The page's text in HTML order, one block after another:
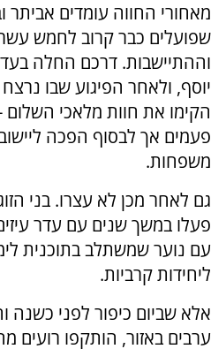
מאחורי החווה עומדים
שפועלים כבר קרוב לחמש
וההתיישבות. דרכם החלה
יוסף, ולאחר הפיגוע שבו
הקימו את חוות מלאכי
פעמים אך לבסוף הפכה
משפחות.
גם לאחר מכן לא עצרו. בני
פעלו במשך שנים עם עדר
עם נוער שמשתלב בתוכנית
ליחידות קרביות.
אלא שביום כיפור לפני כשנה
ערבים באזור, הותקפו רועים